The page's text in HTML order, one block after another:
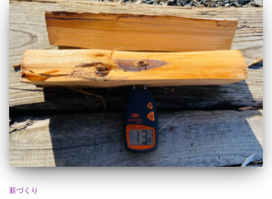
え
薪づくり